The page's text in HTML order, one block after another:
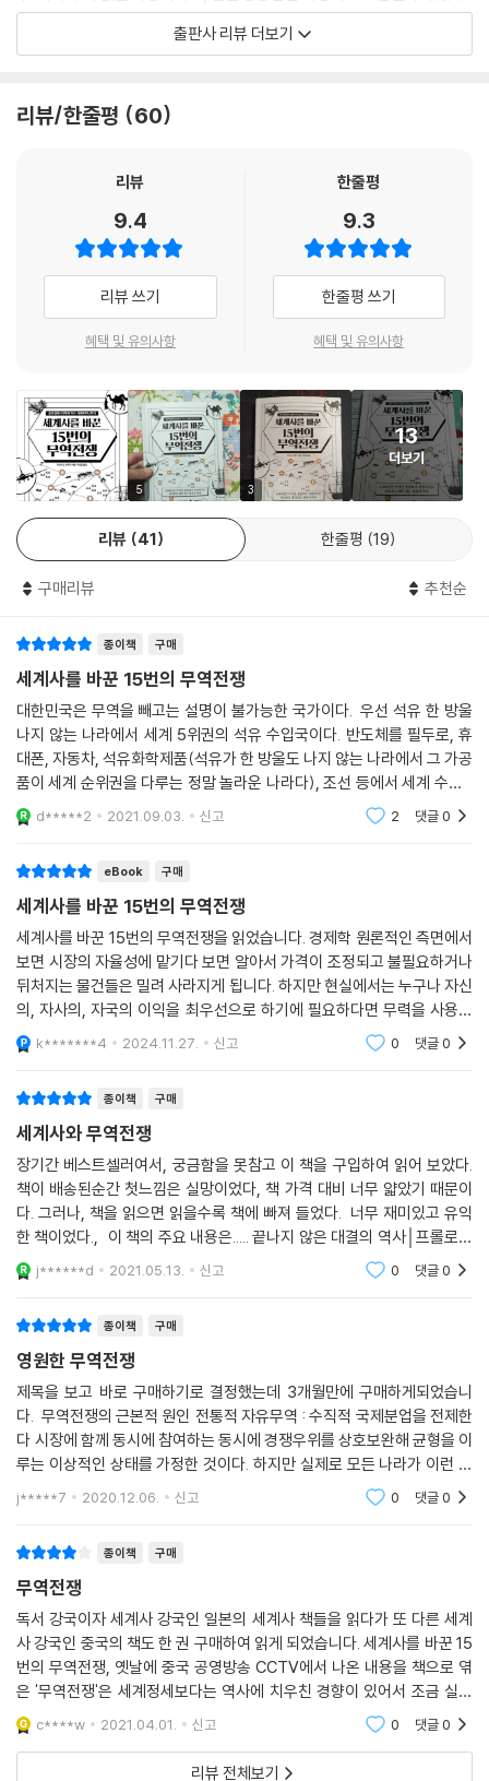
남북전쟁이 발발하자 남부는 담배와 면화 같은 농산물을 수출하고 생필품
을 수입해 주민의 생활을 안정시켰다. 이렇듯 남부는 대외무역에 크게 의
스콧(Winfield Scott)은 외국 화물이 들어올 만한 통제되지 않은 항구를
--- p.101, 「미국을 남북으로 나눈 아나콘다」 중에서
상황이 이렇게 심각해지는데도, 미국은 후환을 생각하지 않고 눈앞의 위급
함만을 면하는 데 골몰했다. 1931년 말과 1932년 초 각각 공산품과 농산
물의 수입관세를 10퍼센트에서 100퍼센트로 높이는 법을 공포했던 것이
다. 이에 유럽 국가들이 또다시 항의하며 역시 수입관세를 높임으로써 무
역전쟁은 절정에 이르렀다.
--- p.133, 「대공황에 정점을 찍은 관세전쟁」 중에서
미국은 중국 봉쇄를 독려하며 일본에 많은 보상을 주었다. 예를 들어 대량
의 상품을 주문하거나 원조를 제공하고, 암암리에 ‘관대한 평화’를 약속했
다. 결국 한국전쟁 내내 일본은 철저히 미국의 뜻에 따라 다른 어떤 서구 국
가보다 더 철저하게 중국 봉쇄에 나섰다.
--- p.183, 「한국전쟁을 삼킨 무역전쟁」 중에서
1991년 소련에 마지막 일격이 가해졌다. 미국은 전략비축용 석유를 추가
번째 5개년계획(1991~95)을 내놓으며 5억 8,000만 톤의 석유를 안정
적으로 생산해 100억 루블을 마련하겠다고 발표하나 이를 믿는 사람은 없
었다. 민심이 동요했다.
--- p.198, 「식량과 석유라는 냉전의 새로운 축」 중에서
2002년 3월 당시 대통령으로 중간선거를 앞둔 조지 부시(George W. B
ush)가 표를 모으고자 통상법 201조에 따른 긴급수입제한조치(safegu
ard)를 발동해 EU, 일본, 한국 등 8개국의 철강수출에 대한 조사가 시작되
0퍼센트에 달하는 수입관세를 부과하고, 슬래브(slab)에는 수입허가제
까지 적용하도록 했다. 더 나아가 설령 201조를 적용한 8개국이 아니더라
도 미국이 원한다면 언제든 조사할 수 있다고 선언해, 철강수출이 증가한
국가들은 무역전쟁에 휘말릴 수밖에 없었다.
--- p.216, 「바나나와 철강을 놓고 다툰 미국과 EU」 중에서
시기가 무르익어 제나라가 갑자기 수입을 그만두면 값이 폭락하는 것은 물
론이고, 다른 상품으로 손실을 보전할 수도 없게 되었다. 이처럼 기초적 수
‘봉쇄’다. 18세기 나폴레옹의 대륙봉쇄와 미국 남북전쟁의 해상봉쇄가 좋
럽 국가들과 어떠한 무역도 하지 못하게 막은 것이다. 미국 남북전쟁에서
미국은 20세기 중반에도 다시 한번 봉쇄에 나섰다. 다만 이번에는 전 세계
가 상대였기에 물리적 봉쇄 대신 경제적 봉쇄, 즉 ‘관세장벽’을 사용했다.
즉 1930년대 경제위기를 극복하기 위해 수입관세를 60퍼센트 가까이 높
인 것이다. 수입품의 가격이 오르면 국산품을 살 테고, 그러면 경제가 회복
것으로 곧 집단적 반발에 부딪혔다. 특히 유럽 각국이 관세장벽을 세우며
미국에 반격을 가하는데, 이로써 대공황이 전 세계를 집어삼키게 되었다.
이처럼 무역전쟁은 사재기에서 봉쇄로, 다시 관세장벽으로 끊임없이 진화
하며 중요한 역사적 분기마다 영향력을 발휘했다. 이는 국가 간 경제적 충
돌을 넘어 개인의 죽고 사는 문제가 되기도 하는데, 오늘날의 무역전쟁이
그렇다.
‘제2의 전장’ 무역전쟁
20세기 중반 이후의 무역전쟁은 정말 죽고 죽이는 전쟁과 궤를 같이했다.
목숨이 달렸기에 더 처절하고 치밀했다. 제1, 2차 세계대전부터 중일전쟁
과 한국전쟁을 거쳐 냉전까지의 무역전쟁은 군사작전처럼, 때로는 실제 군
사작전의 하나로 치러졌다.
영국은 무력을 동원한 전쟁의 한 부분으로 무역전쟁을 활용한 대표적 국가
다. 영국은 제2차 세계대전이 발발하자 경제작전부를 설치해 대독(對獨)
무역전쟁을 적극적으로 수행했다. 전략물자가 독일에 들어가지 못하도록
중립국을 설득하거나 ‘사재기’하는 방법을 주로 사용하는데, 이에 독일은
영국 파운드의 ‘위조지폐’를 대량으로 발행해 신용위기를 일으키는 방법으
로 대응했다.
중일전쟁 당시 일본도 사재기와 위조지폐로 중국을 흔드는데, 여기에 ‘밀
거래’를 추가했다. 중국의 감시망을 피해 온갖 상품을 대규모로 덤핑한 것
이다. 그 규모가 매년 수백 톤에 달했으니 중국의 공장과 상점은 모두 문을
닫을 수밖에 없었다.
한국전쟁과 냉전에는 석유가 결정적 역할을 했다. 한국전쟁이 벌어지자 미
국은 서방국가들을 설득해 중국에 석유 수출을 제한했다. 그러자 중국은
그 소련마저 석유 때문에 힘을 잃었다. 당시 소련은 석유를 수출해 번 달러
로 각종 공산품과 식량을 수입해 국가를 안정적으로 운영했다. 이에 미국
은 석유생산량을 대폭 늘리도록 사우디아라비아를 설득, 국제시장에서 석
유의 가격을 폭락시켰다. 일종의 ‘역(逆)오일쇼크’였다. 소련은 공작원들
을 미국에 파견해 곡물시장을 어지럽히고 대량의 밀을 아주 저렴하게 수입
함으로써 급한 불을 끄나, 수입원이 원천적으로 끊긴 상황을 타개하지 못
하고 10여 년 후 결국 해체되었다.
이처럼 20세기 중반 이후의 무역전쟁은 상상할 수 있는 온갖 방법을 동원
다. 이러한 무역전쟁이 끊이지 않고 점점 심화하는 데는 ‘보호무역’과 ‘자유
무역’의 충돌이라는 근원이 있다.
보호무역 VS 자유무역
끝나지 않은 대결의 역사
『세계사를 바꾼 15번의 무역전쟁』은 무역전쟁의 근원을 설명하며 ‘패권안
힘이 강력할 때 개방적인 무역환경(자유무역)을, 쇠퇴할 때 폐쇄적인 무역
환경(보호무역)을 추구한다는 것이다. 이는 21세기의 무역전쟁을 잘 설명
한다.
두 번의 세계대전을 겪은 인류는 나라와 나라를 경제적으로 결속했다. 패
권안정론에 따르면 이는 전쟁을 막기 위한 안전장치인 동시에, 미국이라는
패권국이 자본주의 세계를 넓히고 시장을 확보하기 위해 강력한 힘을 발휘
한 결과다. 하지만 일본과 유럽연합(EU)이 패권국의 지위를 넘보면서 미
국은 보호무역으로 선회, 무역전쟁을 일으켰다. 일본과는 자동차와 반도체
를 놓고, EU와는 철강과 심지어 바나나를 놓고 싸웠다.
바로 오늘날 진행 중인 미·중 무역전쟁은 상품을 가리지 않는 전면전이다.
출판사 리뷰 더보기
리뷰/한줄평 60
리뷰
9.4
리뷰 쓰기
혜택 및 유의사항
한줄평
9.3
한줄평 쓰기
혜택 및 유의사항
5 3
13
더보기
리뷰 41 한줄평 19
구매리뷰 추천순
종이책 구매
세계사를 바꾼 15번의 무역전쟁
대한민국은 무역을 빼고는 설명이 불가능한 국가이다. 우선 석유 한 방울
나지 않는 나라에서 세계 5위권의 석유 수입국이다. 반도체를 필두로, 휴
대폰, 자동차, 석유화학제품(석유가 한 방울도 나지 않는 나라에서 그 가공
품이 세계 순위권을 다루는 정말 놀라운 나라다), 조선 등에서 세계 수출 1
0위권 안에 드는 무역 강국, 무역 대국이다. 그러므로 이런 무역을 통한
세계사를
d*****2 2021.09.03. 신고 2 댓글0
eBook 구매
세계사를 바꾼 15번의 무역전쟁
세계사를 바꾼 15번의 무역전쟁을 읽었습니다. 경제학 원론적인 측면에서
보면 시장의 자율성에 맡기다 보면 알아서 가격이 조정되고 불필요하거나
뒤처지는 물건들은 밀려 사라지게 됩니다. 하지만 현실에서는 누구나 자신
의, 자사의, 자국의 이익을 최우선으로 하기에 필요하다면 무력을 사용해
서라도 개입해 생태계를 입맛대로 조정하고는 합니다. 세계사를 바꾼 15
번의 무역전쟁에서
k*******4 2024.11.27. 신고 0 댓글0
종이책 구매
세계사와 무역전쟁
장기간 베스트셀러여서, 궁금함을 못참고 이 책을 구입하여 읽어 보았다.
책이 배송된순간 첫느낌은 실망이었다, 책 가격 대비 너무 얇았기 때문이
다. 그러나, 책을 읽으면 읽을수록 책에 빠져 들었다. 너무 재미있고 유익
한 책이었다., 이 책의 주요 내용은..... 끝나지 않은 대결의 역사│프롤로그
ㆍ무역전쟁의 근본적 원인 ㆍ진화하는 무역전쟁 ㆍ역사의 방향을 바꾼
무역전
j******d 2021.05.13. 신고 0 댓글0
종이책 구매
영원한 무역전쟁
제목을 보고 바로 구매하기로 결정했는데 3개월만에 구매하게되었습니
다. 무역전쟁의 근본적 원인 전통적 자유무역 : 수직적 국제분업을 전제한
다 시장에 함께 동시에 참여하는 동시에 경쟁우위를 상호보완해 균형을 이
루는 이상적인 상태를 가정한 것이다. 하지만 실제로 모든 나라가 이런 균
형 속에서 비교이익을 누릴 수 있는 기간은 짧다. 나라의 이익의 크기가 다
르기 때문이다
j*****7 2020.12.06. 신고 0 댓글0
종이책 구매
무역전쟁
독서 강국이자 세계사 강국인 일본의 세계사 책들을 읽다가 또 다른 세계
사 강국인 중국의 책도 한 권 구매하여 읽게 되었습니다. 세계사를 바꾼 15
번의 무역전쟁, 옛날에 중국 공영방송 CCTV에서 나온 내용을 책으로 엮
은 '무역전쟁'은 세계정세보다는 역사에 치우친 경향이 있어서 조금 실망
했었는데 이번 책은 다양한 세계정세도 다루고 있어서 이전보다 더 나은
무역전쟁이었습니다.
c****w 2021.04.01. 신고 0 댓글0
리뷰 전체보기